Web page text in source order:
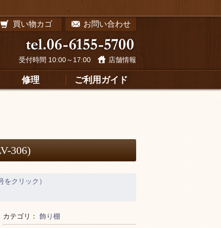
買い物カゴ お問い合わせ
受付時間 10:00～17:00 店舗情報
修理 ご利用ガイド
306)
をクリック）
カテゴリ： 飾り棚